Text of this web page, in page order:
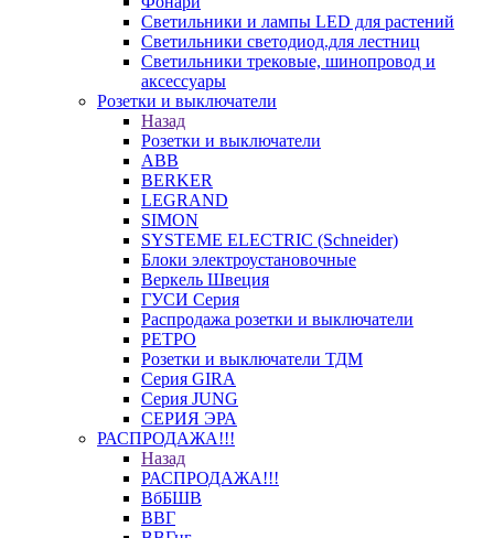
Светильники и лампы LED для растений
Светильники светодиод.для лестниц
Светильники трековые, шинопровод и
аксессуары
Розетки и выключатели
Назад
Розетки и выключатели
ABB
BERKER
LEGRAND
SIMON
SYSTEME ELECTRIC (Schneider)
Блоки электроустановочные
Веркель Швеция
ГУСИ Серия
Распродажа розетки и выключатели
РЕТРО
Розетки и выключатели ТДМ
Серия GIRA
Серия JUNG
СЕРИЯ ЭРА
РАСПРОДАЖА!!!
Назад
РАСПРОДАЖА!!!
ВбБШВ
ВВГ